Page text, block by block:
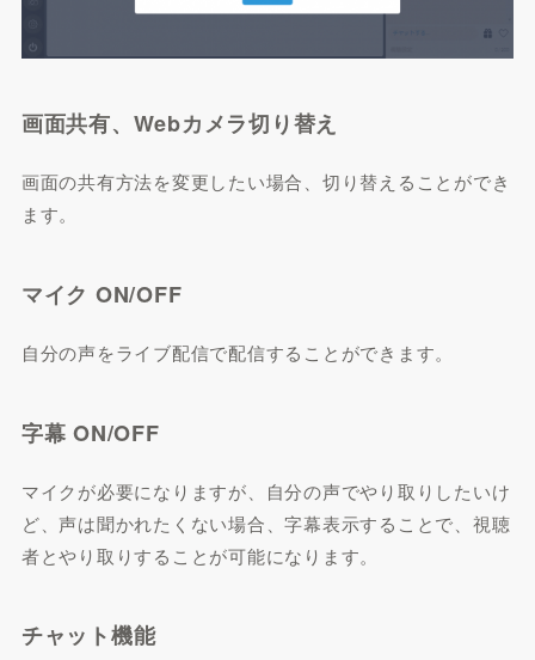
画面共有、Webカメラ切り替え
画面の共有方法を変更したい場合、切り替えることができ
ます。
マイク ON/OFF
自分の声をライブ配信で配信することができます。
字幕 ON/OFF
マイクが必要になりますが、自分の声でやり取りしたいけ
ど、声は聞かれたくない場合、字幕表示することで、視聴
者とやり取りすることが可能になります。
チャット機能